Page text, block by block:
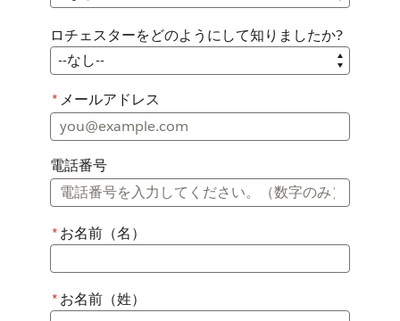
ロチェスターをどのようにして知りましたか?
ロチェスターをどのようにして知りましたか?
* メールアドレス
電話番号
*お名前（名）
*お名前（姓）